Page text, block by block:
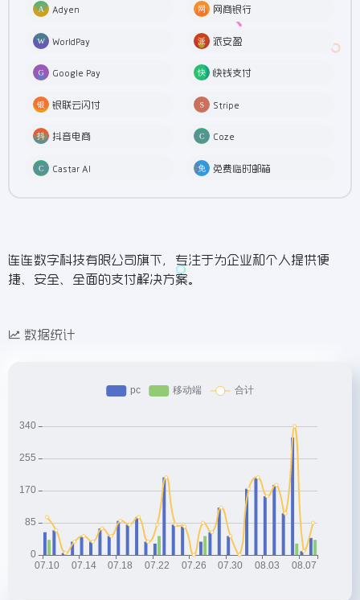
Adyen 网商银行
WorldPay 派安盈
Google Pay 快钱支付
银联云闪付 Stripe
抖音电商 Coze
Castar AI 免费临时邮箱
连连数字科技有限公司旗下，专注于为企业和个人提供便
捷、安全、全面的支付解决方案。
数据统计